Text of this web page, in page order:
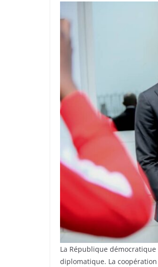
La République démocratique
diplomatique. La